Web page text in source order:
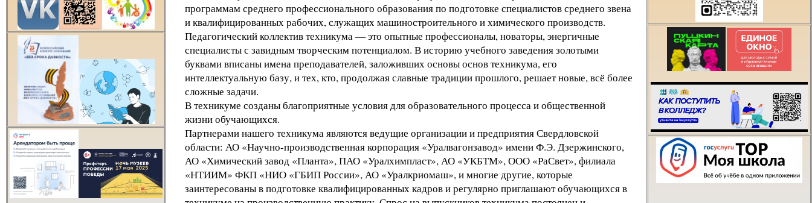
программам среднего профессионального образования по подготовке специалистов среднего звена
и квалифицированных рабочих, служащих машиностроительного и химического производств.
Педагогический коллектив техникума — это опытные профессионалы, новаторы, энергичные
специалисты с завидным творческим потенциалом. В историю учебного заведения золотыми
буквами вписаны имена преподавателей, заложивших основы основ техникума, его
интеллектуальную базу, и тех, кто, продолжая славные традиции прошлого, решает новые, всё более
сложные задачи.
В техникуме созданы благоприятные условия для образовательного процесса и общественной
жизни обучающихся.
Партнерами нашего техникума являются ведущие организации и предприятия Свердловской
области: АО «Научно-производственная корпорация «Уралвагонзавод» имени Ф.Э. Дзержинского,
АО «Химический завод «Планта», ПАО «Уралхимпласт», АО «УКБТМ», ООО «РаСвет», филиала
«НТИИМ» ФКП «НИО «ГБИП России», АО «Уралкриомаш», и многие другие, которые
заинтересованы в подготовке квалифицированных кадров и регулярно приглашают обучающихся в
Есть
организации
процесса или
как сделать
лучше?
Написать о